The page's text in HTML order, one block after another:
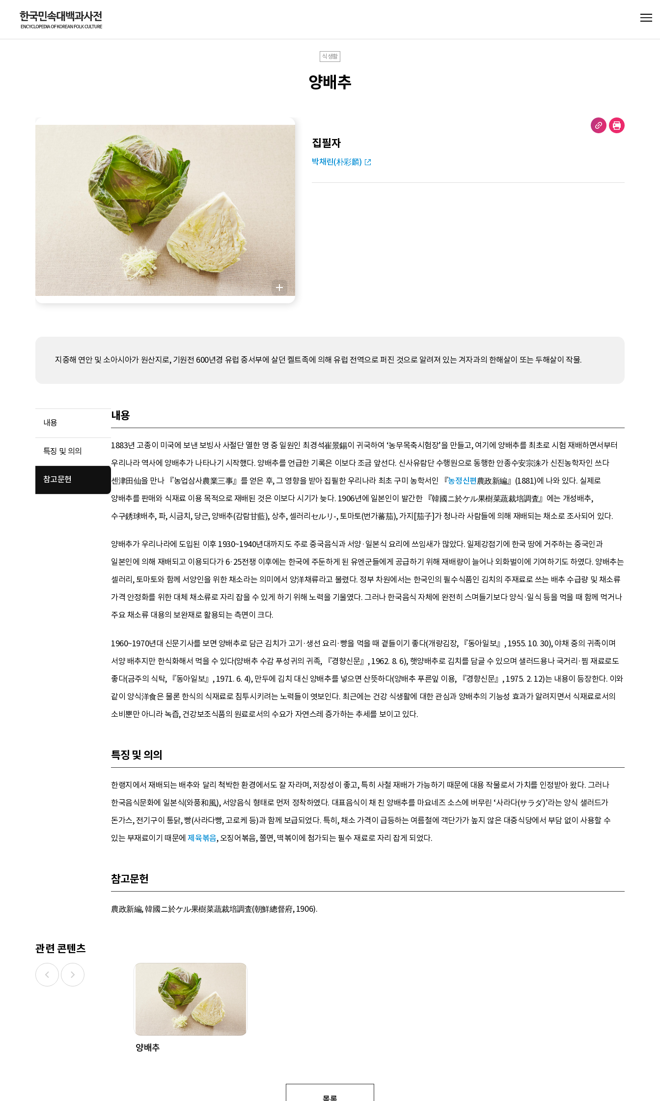
식생활
양배추
집필자
박채린(朴彩麟)
지중해 연안 및 소아시아가 원산지로, 기원전 600년경 유럽 중서부에 살던 켈트족에 의해 유럽 전역으로 퍼진 것으로 알려져 있는 겨자과의 한해살이 또는 두해살이 작물.
내용
특징 및 의의
참고문헌
내용
1883년 고종이 미국에 보낸 보빙사 사절단 열한 명 중 일원인 최경석崔景錫이 귀국하여 ‘농무목축시험장’을 만들고, 여기에 양배추를 최초로 시험 재배하면서부터
우리나라 역사에 양배추가 나타나기 시작했다. 양배추를 언급한 기록은 이보다 조금 앞선다. 신사유람단 수행원으로 동행한 안종수安宗洙가 신진농학자인 쓰다
센津田仙을 만나 『농업삼사農業三事』를 얻은 후, 그 영향을 받아 집필한 우리나라 최초 구미 농학서인 『농정신편農政新編』(1881)에 나와 있다. 실제로
양배추를 판매와 식재료 이용 목적으로 재배된 것은 이보다 시기가 늦다. 1906년에 일본인이 발간한 『韓國ニ於ケル果樹菜蔬裁培調査』에는 개성배추,
수구銹球배추, 파, 시금치, 당근, 양배추(감람甘藍), 상추, 셀러리セルリ-, 토마토(번가蕃茄), 가지[茄子]가 청나라 사람들에 의해 재배되는 채소로 조사되어 있다.
양배추가 우리나라에 도입된 이후 1930~1940년대까지도 주로 중국음식과 서양·일본식 요리에 쓰임새가 많았다. 일제강점기에 한국 땅에 거주하는 중국인과
일본인에 의해 재배되고 이용되다가 6·25전쟁 이후에는 한국에 주둔하게 된 유엔군들에게 공급하기 위해 재배량이 늘어나 외화벌이에 기여하기도 하였다. 양배추는
셀러리, 토마토와 함께 서양인을 위한 채소라는 의미에서 양洋채류라고 불렸다. 정부 차원에서는 한국인의 필수식품인 김치의 주재료로 쓰는 배추 수급량 및 채소류
가격 안정화를 위한 대체 채소류로 자리 잡을 수 있게 하기 위해 노력을 기울였다. 그러나 한국음식 자체에 완전히 스며들기보다 양식·일식 등을 먹을 때 함께 먹거나
주요 채소류 대용의 보완재로 활용되는 측면이 크다.
1960~1970년대 신문기사를 보면 양배추로 담근 김치가 고기·생선 요리·빵을 먹을 때 곁들이기 좋다(개량김장, 『동아일보』, 1955. 10. 30), 야채 중의 귀족이며
서양 배추지만 한식화해서 먹을 수 있다(양배추 수감 푸성귀의 귀족, 『경향신문』, 1962. 8. 6), 햇양배추로 김치를 담글 수 있으며 샐러드용나 국거리·찜 재료로도
좋다(금주의 식탁, 『동아일보』, 1971. 6. 4), 만두에 김치 대신 양배추를 넣으면 산뜻하다(양배추 푸른잎 이용, 『경향신문』, 1975. 2. 12)는 내용이 등장한다. 이와
같이 양식洋食은 물론 한식의 식재료로 침투시키려는 노력들이 엿보인다. 최근에는 건강 식생활에 대한 관심과 양배추의 기능성 효과가 알려지면서 식재료로서의
소비뿐만 아니라 녹즙, 건강보조식품의 원료로서의 수요가 자연스레 증가하는 추세를 보이고 있다.
특징 및 의의
한랭지에서 재배되는 배추와 달리 척박한 환경에서도 잘 자라며, 저장성이 좋고, 특히 사철 재배가 가능하기 때문에 대용 작물로서 가치를 인정받아 왔다. 그러나
한국음식문화에 일본식(와풍和風), 서양음식 형태로 먼저 정착하였다. 대표음식이 채 친 양배추를 마요네즈 소스에 버무린 ‘사라다(サラダ)’라는 양식 샐러드가
돈가스, 전기구이 통닭, 빵(사라다빵, 고로케 등)과 함께 보급되었다. 특히, 채소 가격이 급등하는 여름철에 객단가가 높지 않은 대중식당에서 부담 없이 사용할 수
있는 부재료이기 때문에제육볶음, 오징어볶음, 쫄면, 떡볶이에 첨가되는 필수 재료로 자리 잡게 되었다.
참고문헌
農政新編, 韓國ニ於ケル果樹菜蔬裁培調査(朝鮮總督府, 1906).
관련 콘텐츠
양배추